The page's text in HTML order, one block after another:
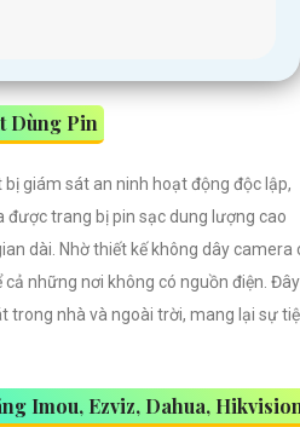
Dùng Pin
giám sát an ninh hoạt động độc lập,
được trang bị pin sạc dung lượng cao
dài. Nhờ thiết kế không dây camera
những nơi không có nguồn điện.
trong nhà và ngoài trời, mang lại sự
Imou, Ezviz, Dahua,